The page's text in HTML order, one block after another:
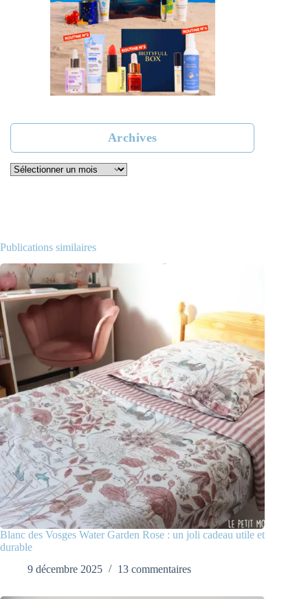
Archives
Archives
Publications similaires
Blanc des Vosges Water Garden Rose : un joli cadeau utile et
durable
9 décembre 2025
13 commentaires